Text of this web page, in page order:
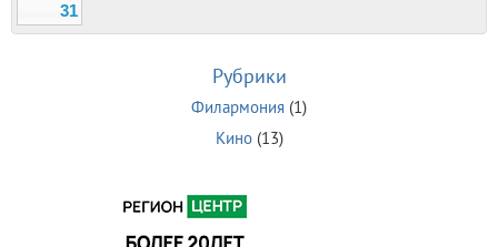
31
Рубрики
Филармония (1)
Кино(13)